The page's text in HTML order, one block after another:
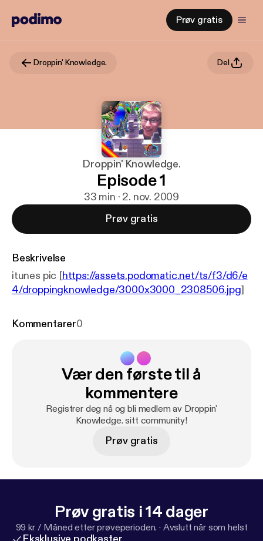
Prøv gratis
Droppin' Knowledge. Del
Droppin' Knowledge.
Episode 1
33 min · 2. nov. 2009
Prøv gratis
Beskrivelse
itunes pic [https://assets.podomatic.net/ts/f3/d6/e
4/droppingknowledge/3000x3000_2308506.jpg]
Kommentarer0
Vær den første til å
kommentere
Registrer deg nå og bli medlem av Droppin'
Knowledge. sitt community!
Prøv gratis
Prøv gratis i 14 dager
99 kr / Måned etter prøveperioden. · Avslutt når som helst